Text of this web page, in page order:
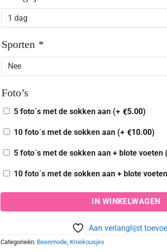
Sporten *
Foto’s
5 foto´s met de sokken aan (+ €5.00)
10 foto´s met de sokken aan (+ €10.00)
5 foto´s met de sokken aan + blote voeten
10 foto´s met de sokken aan + blote
IN WINKELWAGEN
Aan verlanglijst
Categorieën: Beenmode Kniekousjes